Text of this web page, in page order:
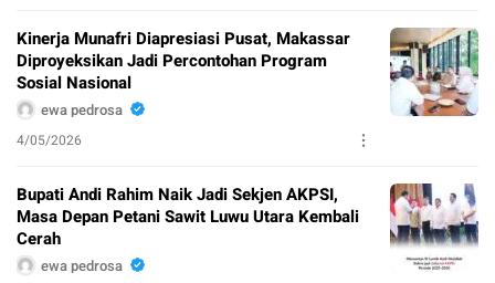
Kinerja Munafri Diapresiasi Pusat, Makassar
Diproyeksikan Jadi Percontohan Program
Sosial Nasional
ewa pedrosa
4/05/2026
Bupati Andi Rahim Naik Jadi Sekjen AKPSI,
Masa Depan Petani Sawit Luwu Utara Kembali
Cerah
ewa pedrosa